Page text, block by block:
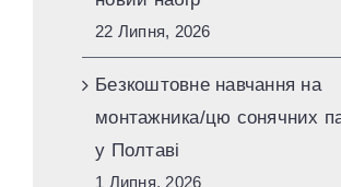
22 Липня, 2026
Безкоштовне навчання на
монтажника/цю сонячних
у Полтаві
1 Липня, 2026